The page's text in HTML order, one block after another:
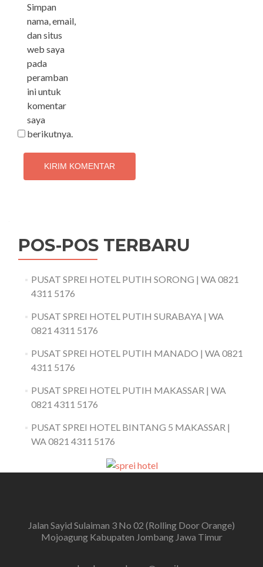
Simpan
nama, email,
dan situs
web saya
pada
peramban
ini untuk
komentar
saya
berikutnya.
POS-POS TERBARU
PUSAT SPREI HOTEL PUTIH SORONG | WA 0821
4311 5176
PUSAT SPREI HOTEL PUTIH SURABAYA | WA
0821 4311 5176
PUSAT SPREI HOTEL PUTIH MANADO | WA 0821
4311 5176
PUSAT SPREI HOTEL PUTIH MAKASSAR | WA
0821 4311 5176
PUSAT SPREI HOTEL BINTANG 5 MAKASSAR |
WA 0821 4311 5176
Jalan Sayid Sulaiman 3 No 02 (Rolling Door Orange)
Mojoagung Kabupaten Jombang Jawa Timur